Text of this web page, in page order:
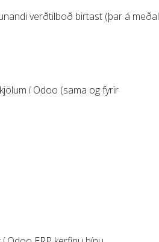
verðtilboð birtast (þar á meðal
í Odoo (sama og fyrir